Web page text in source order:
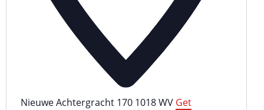
Nieuwe Achtergracht 170 1018 WV Get